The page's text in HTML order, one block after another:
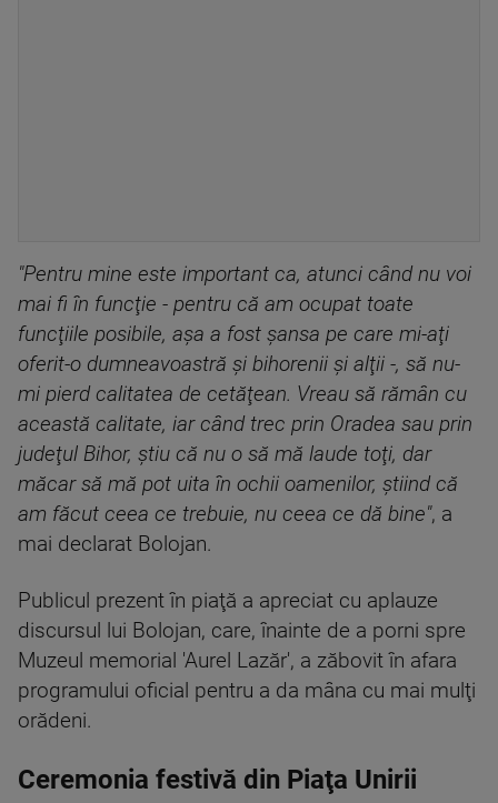
"Pentru mine este important ca, atunci când nu voi
mai fi în funcţie - pentru că am ocupat toate
funcţiile posibile, aşa a fost şansa pe care mi-aţi
oferit-o dumneavoastră şi bihorenii şi alţii -, să nu-
mi pierd calitatea de cetăţean. Vreau să rămân cu
această calitate, iar când trec prin Oradea sau prin
judeţul Bihor, ştiu că nu o să mă laude toţi, dar
măcar să mă pot uita în ochii oamenilor, ştiind că
am făcut ceea ce trebuie, nu ceea ce dă bine", a
mai declarat Bolojan.
Publicul prezent în piaţă a apreciat cu aplauze
discursul lui Bolojan, care, înainte de a porni spre
Muzeul memorial 'Aurel Lazăr', a zăbovit în afara
programului oficial pentru a da mâna cu mai mulţi
orădeni.
Ceremonia festivă din Piaţa Unirii